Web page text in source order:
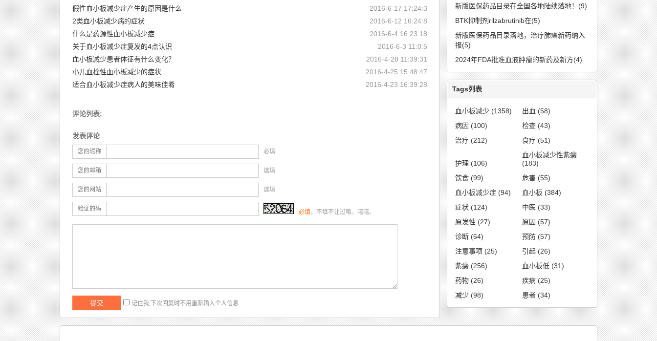
假性血小板减少症产生的原因是什么
2016-6-17 17:24:3
2类血小板减少病的症状
2016-6-12 16:24:8
什么是药源性血小板减少症
2016-6-4 16:23:18
关于血小板减少症复发的4点认识
2016-6-3 11:0:5
血小板减少患者体征有什么变化？
2016-4-28 11:39:31
小儿血栓性血小板减少的症状
2016-4-25 15:48:47
适合血小板减少症病人的美味佳肴
2016-4-23 16:39:28
评论列表:
发表评论
您的昵称 必填
您的邮箱 选填
您的网站 选填
验证的码 必填，不填不让过哦，嘻嘻。
记住我,下次回复时不用重新输入个人信息
新版医保药品目录在全国各地陆续落地！(9)
BTK抑制剂rilzabrutinib在(5)
新版医保药品目录落地，治疗肺癌新药纳入
报(5)
2024年FDA批准血液肿瘤的新药及新方(4)
Tags列表
血小板减少 (1358) 出血 (58)
病因 (100) 检查 (43)
治疗 (212) 食疗 (51)
护理 (106)
血小板减少性紫癜
(183)
饮食 (99) 危害 (55)
血小板减少症 (94) 血小板 (384)
症状 (124) 中医 (33)
原发性 (27) 原因 (57)
诊断 (64) 预防 (57)
注意事项 (25) 引起 (26)
紫癜 (256) 血小板低 (31)
药物 (26) 疾病 (25)
减少 (98) 患者 (34)